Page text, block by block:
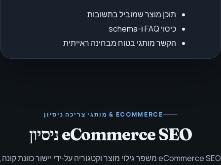
תוכן מוצר שמוביל בתשובות
כיסוי FAQ ו-schema
הקשר מותגי בטוח מבחינה ראייתית
ECOMMERCE & מותגי צריכה ניסיון
eCommerce SEO ניסיון
eCommerce SEO משפר גילוי מוצר וקטגוריה על‑ידי יישור כוונת קונה,